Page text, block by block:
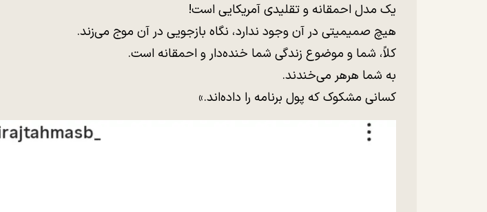
یک مدل احمقانه و تقلیدی آمریکایی است!
هیچ صمیمیتی در آن وجود ندارد، نگاه بازجویی در آن موج می‌زند.
کلاً، شما و موضوع زندگی شما خنده‌دار و احمقانه است.
به شما هرهر می‌خندند.
کسانی مشکوک که پول برنامه را داده‌اند.»